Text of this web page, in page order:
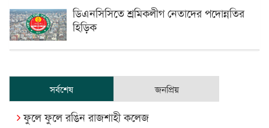
ডিএনসিসিতে শ্রমিকলীগ নেতাদের পদোন্নতির
হিড়িক
সর্বশেষ জনপ্রিয়
ফুলে ফুলে রঙিন রাজশাহী কলেজ